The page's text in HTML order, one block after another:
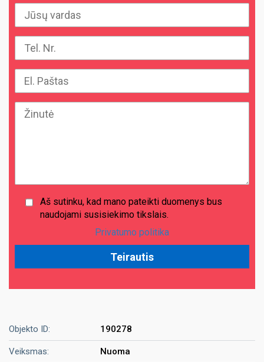
Aš sutinku, kad mano pateikti duomenys bus
naudojami susisiekimo tikslais.
Privatumo politika
Objekto ID: 190278
Veiksmas: Nuoma